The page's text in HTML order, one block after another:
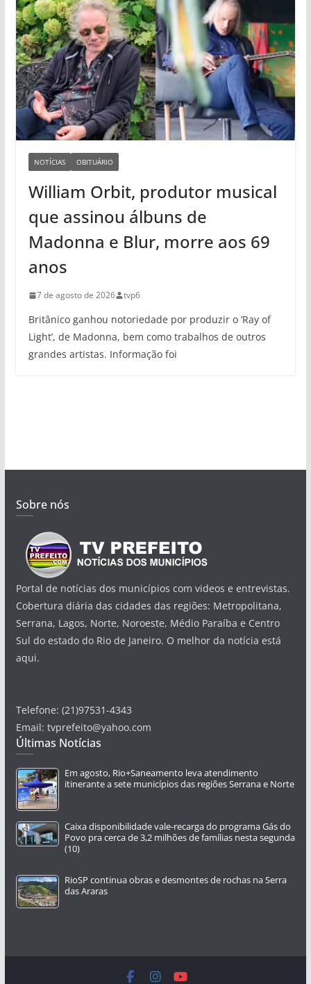
NOTÍCIAS OBITUÁRIO
William Orbit, produtor musical
que assinou álbuns de
Madonna e Blur, morre aos 69
anos
7 de agosto de 2026 tvp6
Britânico ganhou notoriedade por produzir o ‘Ray of
Light’, de Madonna, bem como trabalhos de outros
grandes artistas. Informação foi
Sobre nós
Portal de notícias dos municípios com videos e entrevistas.
Cobertura diária das cidades das regiões: Metropolitana,
Serrana, Lagos, Norte, Noroeste, Médio Paraíba e Centro
Sul do estado do Rio de Janeiro. O melhor da notícia está
aqui.
Telefone: (21)97531-4343
Email: tvprefeito@yahoo.com
Últimas Notícias
Em agosto, Rio+Saneamento leva atendimento
itinerante a sete municípios das regiões Serrana e Norte
Caixa disponibilidade vale-recarga do programa Gás do
Povo pra cerca de 3,2 milhões de famílias nesta segunda
(10)
RioSP continua obras e desmontes de rochas na Serra
das Araras